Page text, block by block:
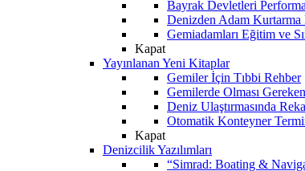
Bayrak Devletleri
Denizden Adam Kurtarma
Gemiadamları Eğitim ve
Kapat
Yayınlanan Yeni Kitaplar
Gemiler İçin Tıbbi Rehber
Gemilerde Olması
Deniz Ulaştırmasında
Otomatik Konteyner
Kapat
Denizcilik Yazılımları
“Simrad: Boating &